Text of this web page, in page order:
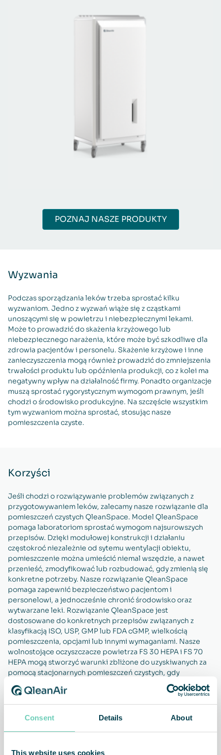
Consent Details About
This website uses cookies
POZNAJ NASZE PRODUKTY
Wyzwania
Podczas sporządzania leków trzeba sprostać kilku
wyzwaniom. Jedno z wyzwań wiąże się z cząstkami
unoszącymi się w powietrzu i niebezpiecznymi lekami.
Może to prowadzić do skażenia krzyżowego lub
niebezpiecznego narażenia, które może być szkodliwe dla
zdrowia pacjentów i personelu. Skażenie krzyżowe i inne
zanieczyszczenia mogą również prowadzić do zmniejszenia
trwałości produktu lub opóźnienia produkcji, co z kolei ma
negatywny wpływ na działalność firmy. Ponadto organizacje
muszą sprostać rygorystycznym wymogom prawnym, jeśli
chodzi o środowisko produkcyjne. Na szczęście wszystkim
tym wyzwaniom można sprostać, stosując nasze
pomieszczenia czyste.
Korzyści
Jeśli chodzi o rozwiązywanie problemów związanych z
przygotowywaniem leków, zalecamy nasze rozwiązanie dla
pomieszczeń czystych QleanSpace. Model QleanSpace
pomaga laboratoriom sprostać wymogom najsurowszych
przepisów. Dzięki modułowej konstrukcji i działaniu
częstokroć niezależnie od sytemu wentylacji obiektu,
pomieszczenie można umieścić niemal wszędzie, a nawet
przenieść, zmodyfikować lub rozbudować, gdy zmienią się
konkretne potrzeby. Nasze rozwiązanie QleanSpace
pomaga zapewnić bezpieczeństwo pacjentom i
personelowi, a jednocześnie chronić środowisko oraz
wytwarzane leki. Rozwiązanie QleanSpace jest
dostosowane do konkretnych przepisów związanych z
klasyfikacją ISO, USP, GMP lub FDA cGMP, wielkością
pomieszczenia, opcjami lub innymi wymaganiami. Nasze
wolnostojące oczyszczacze powietrza FS 30 HEPA i FS 70
HEPA mogą stworzyć warunki zbliżone do uzyskiwanych za
pomocą stacjonarnych pomieszczeń czystych, gdy
zastosowanie takiego rozwiązania nie jest możliwe.
Pomagają również w oczyszczaniu powietrza na zewnątrz
pomieszczenia czystego, aby jeszcze bardziej poprawić
jego wydajność.